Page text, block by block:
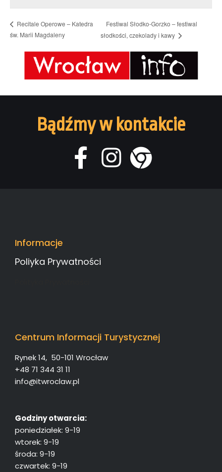
Recitale Operowe – Katedra
św. Marii Magdaleny
Festiwal Słodko-Gorzko – festiwal
słodkości, czekolady i kawy
Bądźmy w kontakcie
Informacje
Poliyka Prywatności
Centrum Informacji Turystycznej
Rynek 14, 50-101 Wrocław
+48 71 344 31 11
info@itwroclaw.pl
Godziny otwarcia:
poniedziałek: 9-19
wtorek: 9-19
środa: 9-19
czwartek: 9-19